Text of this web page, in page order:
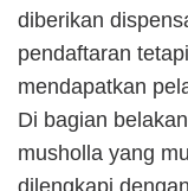
diberikan
pendaftaran
mendapatkan
Di bagian
musholla yang
dilengkapi